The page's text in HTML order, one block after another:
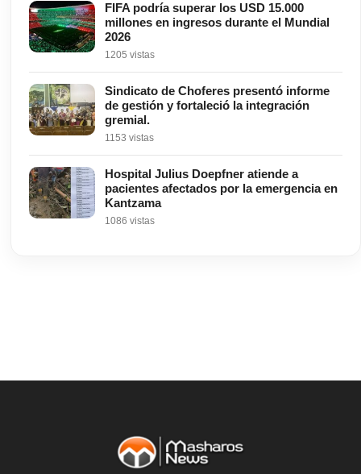
FIFA podría superar los USD 15.000
millones en ingresos durante el Mundial
2026
1205 vistas
Sindicato de Choferes presentó informe
de gestión y fortaleció la integración
gremial.
1153 vistas
Hospital Julius Doepfner atiende a
pacientes afectados por la emergencia en
Kantzama
1086 vistas